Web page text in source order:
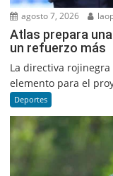
agosto 7, 2026
Atlas prepara
un refuerzo más
La directiva
elemento para el
Deportes